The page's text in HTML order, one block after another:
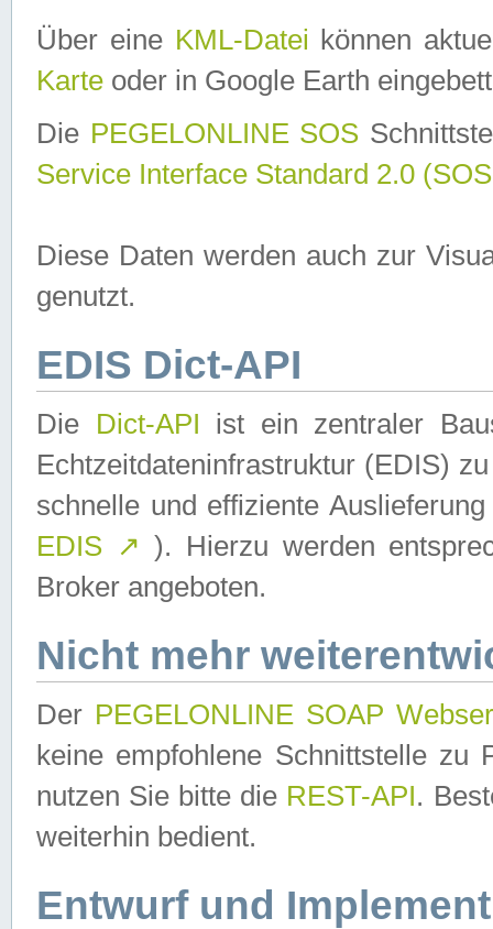
Über eine KML-Datei können
Karte oder in Google Earth
Die PEGELONLINE SOS
Service Interface Standard 2.0
Diese Daten werden auch zur
genutzt.
EDIS Dict-API
Die Dict-API ist ein zentraler
Echtzeitdateninfrastruktur (EDIS)
schnelle und effiziente
EDIS ↗ ). Hierzu werden
Broker angeboten.
Nicht mehr
Der PEGELONLINE SOAP
keine empfohlene Schnittstelle zu
nutzen Sie bitte die REST-API.
weiterhin bedient.
Entwurf und